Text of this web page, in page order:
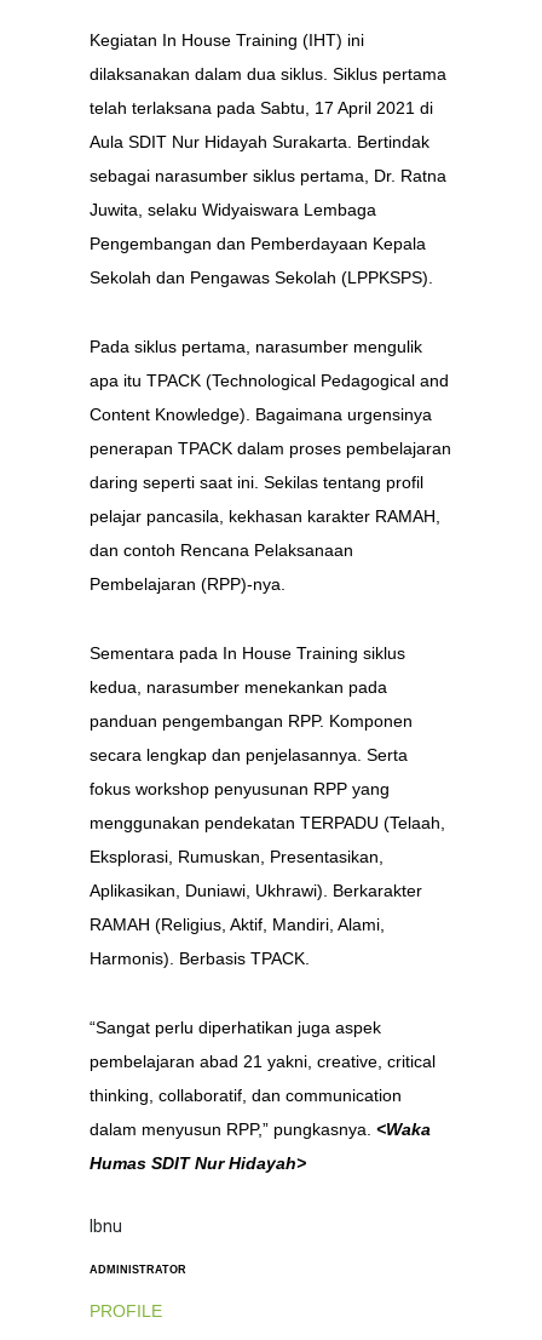
Kegiatan In House Training (IHT) ini
dilaksanakan dalam dua siklus. Siklus pertama
telah terlaksana pada Sabtu, 17 April 2021 di
Aula SDIT Nur Hidayah Surakarta. Bertindak
sebagai narasumber siklus pertama, Dr. Ratna
Juwita, selaku Widyaiswara Lembaga
Pengembangan dan Pemberdayaan Kepala
Sekolah dan Pengawas Sekolah (LPPKSPS).
Pada siklus pertama, narasumber mengulik
apa itu TPACK (Technological Pedagogical and
Content Knowledge). Bagaimana urgensinya
penerapan TPACK dalam proses pembelajaran
daring seperti saat ini. Sekilas tentang profil
pelajar pancasila, kekhasan karakter RAMAH,
dan contoh Rencana Pelaksanaan
Pembelajaran (RPP)-nya.
Sementara pada In House Training siklus
kedua, narasumber menekankan pada
panduan pengembangan RPP. Komponen
secara lengkap dan penjelasannya. Serta
fokus workshop penyusunan RPP yang
menggunakan pendekatan TERPADU (Telaah,
Eksplorasi, Rumuskan, Presentasikan,
Aplikasikan, Duniawi, Ukhrawi). Berkarakter
RAMAH (Religius, Aktif, Mandiri, Alami,
Harmonis). Berbasis TPACK.
“Sangat perlu diperhatikan juga aspek
pembelajaran abad 21 yakni, creative, critical
thinking, collaboratif, dan communication
dalam menyusun RPP,” pungkasnya. <Waka
Humas SDIT Nur Hidayah>
Ibnu
ADMINISTRATOR
PROFILE